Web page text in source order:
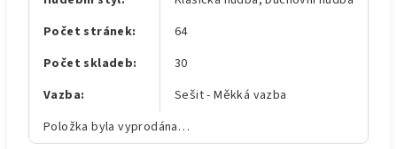
Počet stránek:
64
Počet skladeb:
30
Vazba:
Sešit - Měkká vazba
Položka byla vyprodána…